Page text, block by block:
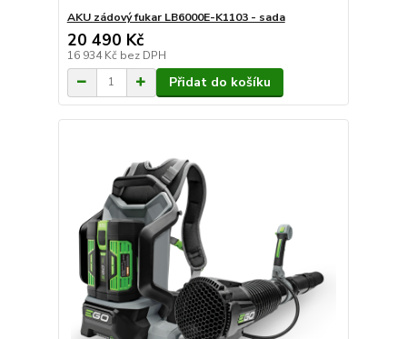
AKU zádový fukar LB6000E-K1103 - sada
20 490 Kč
16 934 Kč bez DPH
Přidat do košíku